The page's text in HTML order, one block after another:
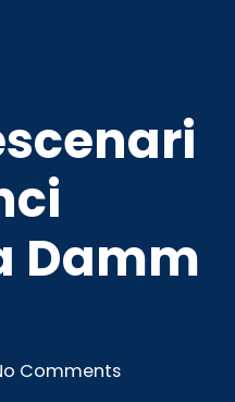
Damm
Comments